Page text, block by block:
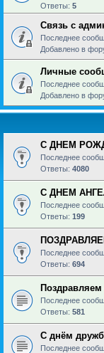
Ответы: 5
Связь с
Последнее
Добавлено в
Личные
Последнее
Добавлено в
С ДНЕМ
Последнее
Ответы: 4080
С ДНЕМ
Последнее
Ответы: 199
Последнее
Ответы: 694
Последнее
Ответы: 581
С днём
Последнее